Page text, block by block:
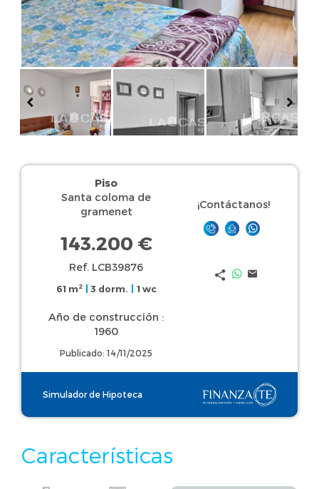
Piso
Santa coloma de
gramenet
143.200 €
Ref. LCB39876
61 m2 3 dorm. 1 wc
Año de construcción :
1960
Publicado: 14/11/2025
¡Contáctanos!
Simulador de Hipoteca
Características